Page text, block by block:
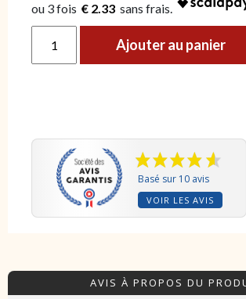
€ 2.33
Ajouter au panier
Basé sur 10 avis
VOIR LES AVIS
AVIS À PROPOS DU